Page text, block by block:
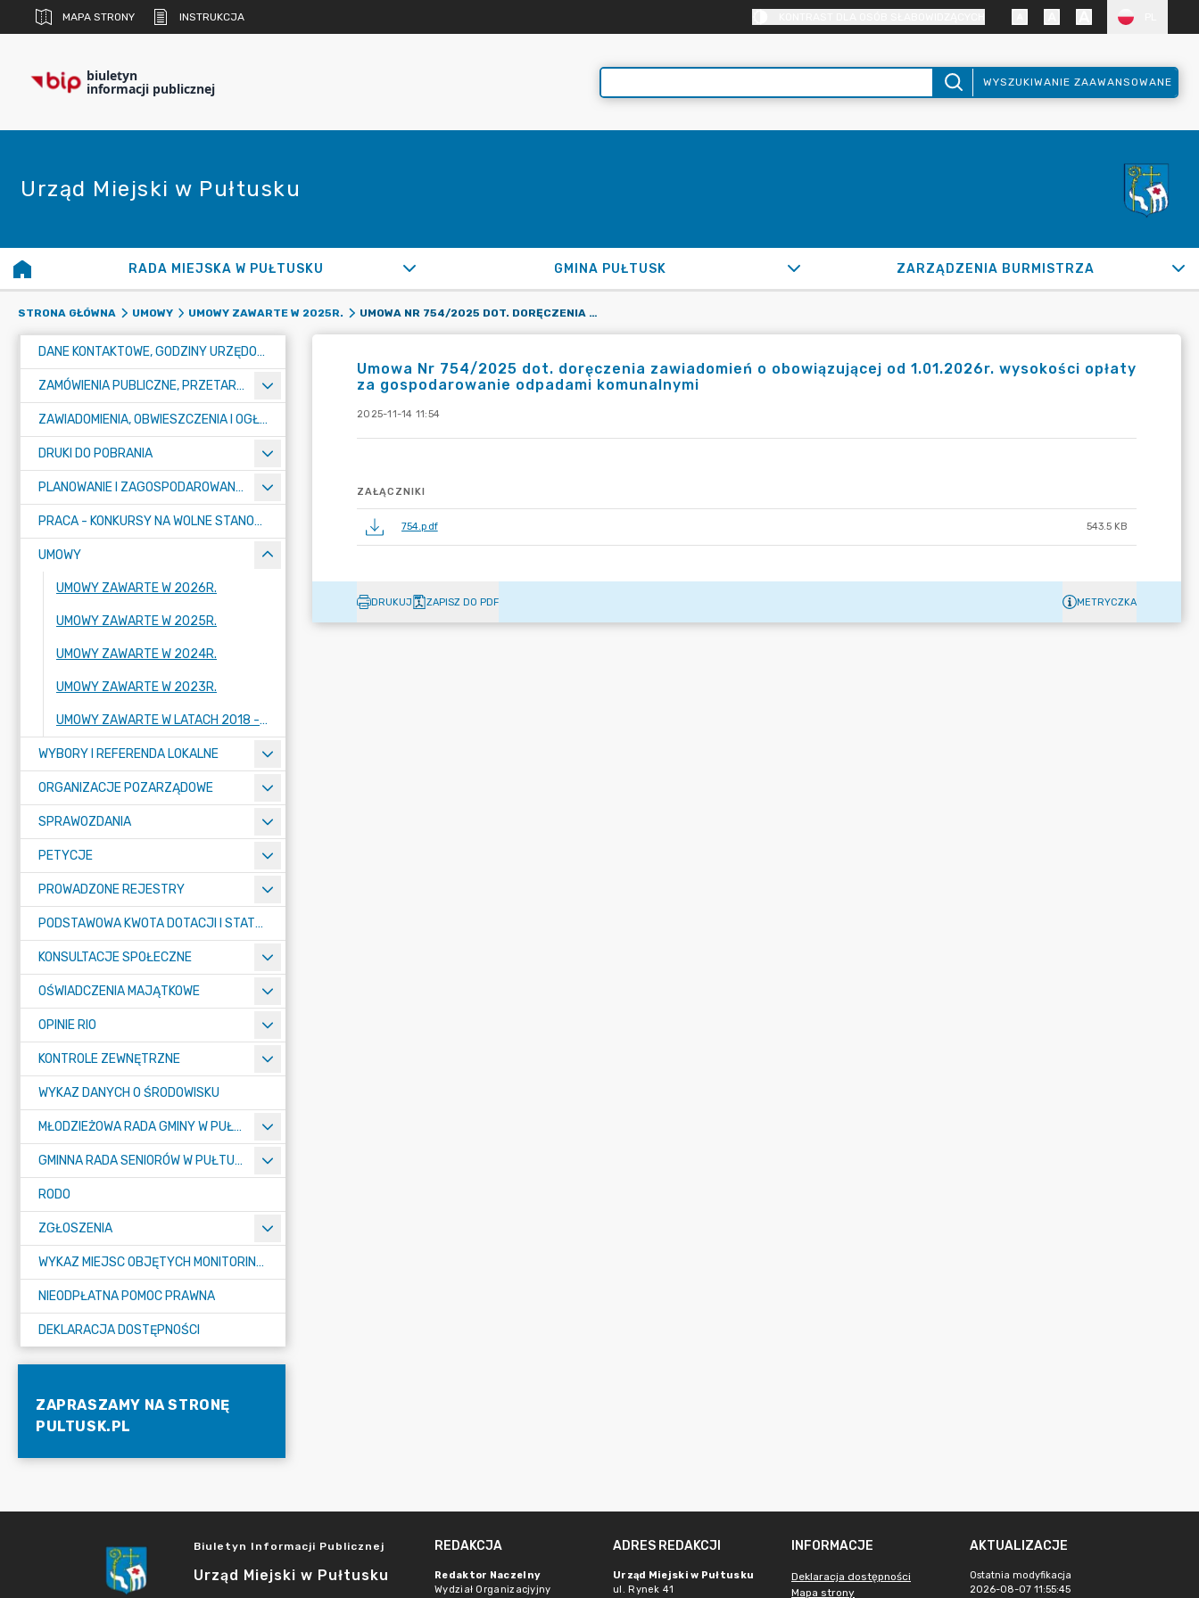
MAPA STRONY INSTRUKCJA
biuletyn
informacji publicznej WYSZUKIWANIE ZAAWANSOWANE
Urząd Miejski w Pułtusku
RADA MIEJSKA W PUŁTUSKU GMINA PUŁTUSK ZARZĄDZENIA BURMISTRZA
STRONA GŁÓWNA UMOWY UMOWY ZAWARTE W 2025R. UMOWA NR 754/2025 DOT. DORĘCZENIA ZAWIADOMIEŃ O OBOWIĄZUJĄCEJ OD 1.01.2026R. WYSOKOŚCI OPŁATY ZA GOSPODAROWANIE ODPADAMI KOMUNALNYMI
DANE KONTAKTOWE, GODZINY URZĘDOWANIA I NUMER KONTA BANKOWEGO
ZAMÓWIENIA PUBLICZNE, PRZETARGI, KONKURSY
ZAWIADOMIENIA, OBWIESZCZENIA I OGŁOSZENIA
DRUKI DO POBRANIA
PLANOWANIE I ZAGOSPODAROWANIE PRZESTRZENNE
PRACA - KONKURSY NA WOLNE STANOWISKA
UMOWY
UMOWY ZAWARTE W 2026R.
UMOWY ZAWARTE W 2025R.
UMOWY ZAWARTE W 2024R.
UMOWY ZAWARTE W 2023R.
UMOWY ZAWARTE W LATACH 2018 - 2022
WYBORY I REFERENDA LOKALNE
ORGANIZACJE POZARZĄDOWE
SPRAWOZDANIA
PETYCJE
PROWADZONE REJESTRY
PODSTAWOWA KWOTA DOTACJI I STATYSTYCZNA LICZBA UCZNIÓW
KONSULTACJE SPOŁECZNE
OŚWIADCZENIA MAJĄTKOWE
OPINIE RIO
KONTROLE ZEWNĘTRZNE
WYKAZ DANYCH O ŚRODOWISKU
MŁODZIEŻOWA RADA GMINY W PUŁTUSKU
GMINNA RADA SENIORÓW W PUŁTUSKU
RODO
ZGŁOSZENIA
WYKAZ MIEJSC OBJĘTYCH MONITORINGIEM
NIEODPŁATNA POMOC PRAWNA
DEKLARACJA DOSTĘPNOŚCI
ZAPRASZAMY NA STRONĘ
PULTUSK.PL
Umowa Nr 754/2025 dot. doręczenia zawiadomień o obowiązującej od 1.01.2026r. wysokości opłaty
za gospodarowanie odpadami komunalnymi
2025-11-14 11:54
ZAŁĄCZNIKI
754.pdf 543.5 KB
DRUKUJ ZAPISZ DO PDF METRYCZKA
Biuletyn Informacji Publicznej
Urząd Miejski w Pułtusku
REDAKCJA
Redaktor Naczelny
Wydział Organizacjyjny
ADRES REDAKCJI
Urząd Miejski w Pułtusku
ul. Rynek 41
INFORMACJE
Deklaracja dostępności
Mapa strony
AKTUALIZACJE
Ostatnia modyfikacja
2026-08-07 11:55:45